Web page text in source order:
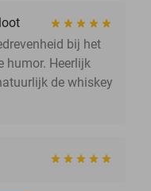
bij het
humor. Heerlijk
de whiskey